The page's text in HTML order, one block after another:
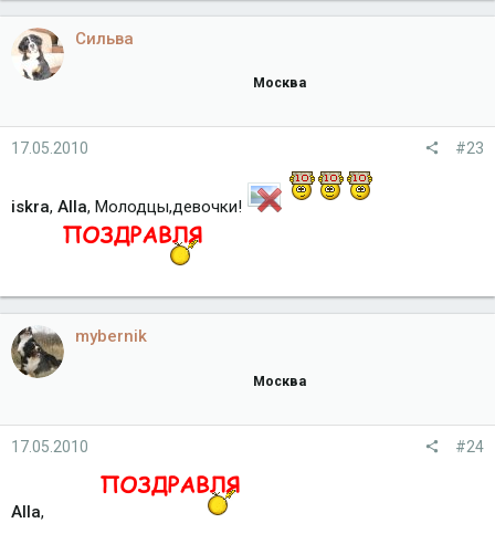
Сильва
Москва
17.05.2010 #23
iskra, Alla, Молодцы,девочки!
mybernik
Москва
17.05.2010 #24
Alla,